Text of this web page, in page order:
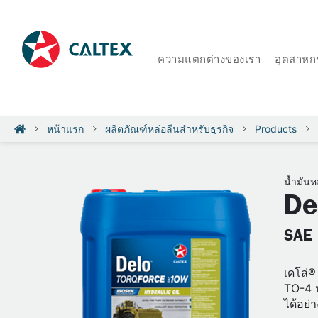
ความแตกต่างของเรา อุตสาหก
หน้าแรก ผลิตภัณฑ์หล่อลื่นสำหรับธุรกิจ Products
น้ำมันห
เดโล่
TO-4
ได้อย่